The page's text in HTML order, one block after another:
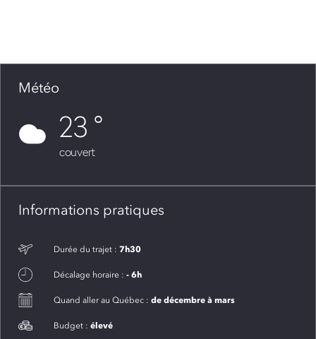
Météo
23
couvert
Informations pratiques
Durée du trajet : 7h30
Décalage horaire : - 6h
Quand aller au Québec : de décembre à mars
Budget : élevé